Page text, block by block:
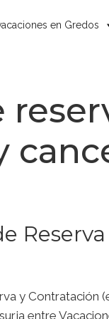
en Gredos
y Contratación
entre